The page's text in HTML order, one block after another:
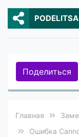
Поделиться
Главная
Ошибка